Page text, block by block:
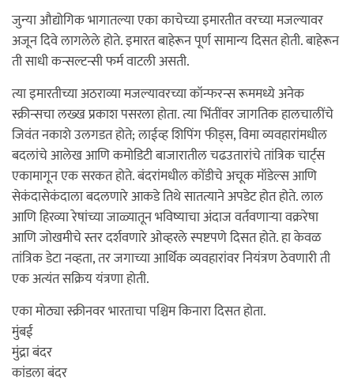
जुन्या औद्योगिक भागातल्या एका काचेच्या इमारतीत वरच्या मजल्यावर
अजून दिवे लागलेले होते. इमारत बाहेरून पूर्ण सामान्य दिसत होती. बाहेरून
ती साधी कन्सल्टन्सी फर्म वाटली असती.
त्या इमारतीच्या अठराव्या मजल्यावरच्या कॉन्फरन्स रूममध्ये अनेक
स्क्रीन्सचा लख्ख प्रकाश पसरला होता. त्या भिंतींवर जागतिक हालचालींचे
जिवंत नकाशे उलगडत होते; लाईव्ह शिपिंग फीड्स, विमा व्यवहारांमधील
बदलांचे आलेख आणि कमोडिटी बाजारातील चढउतारांचे तांत्रिक चार्ट्स
एकामागून एक सरकत होते. बंदरांमधील कोंडीचे अचूक मॉडेल्स आणि
सेकंदासेकंदाला बदलणारे आकडे तिथे सातत्याने अपडेट होत होते. लाल
आणि हिरव्या रेषांच्या जाळ्यातून भविष्याचा अंदाज वर्तवणाऱ्या वक्ररेषा
आणि जोखमीचे स्तर दर्शवणारे ओव्हरले स्पष्टपणे दिसत होते. हा केवळ
तांत्रिक डेटा नव्हता, तर जगाच्या आर्थिक व्यवहारांवर नियंत्रण ठेवणारी ती
एक अत्यंत सक्रिय यंत्रणा होती.
एका मोठ्या स्क्रीनवर भारताचा पश्चिम किनारा दिसत होता.
मुंबई
मुंद्रा बंदर
कांडला बंदर